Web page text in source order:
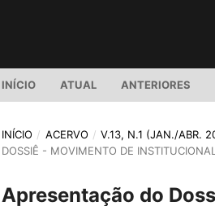
INÍCIO ATUAL ANTERIORES
INÍCIO / ACERVO / V.13, N.1 (JAN./ABR.
DOSSIÊ - MOVIMENTO DE
Apresentação do